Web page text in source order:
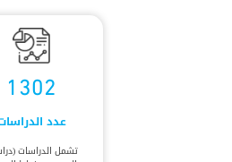
1302
عدد
تشمل الدراسات